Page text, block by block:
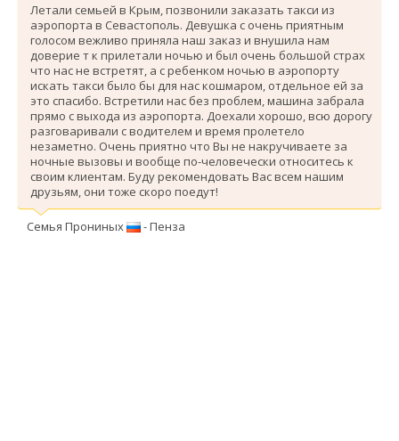
Летали семьей в Крым, позвонили заказать такси из
аэропорта в Севастополь. Девушка с очень приятным
голосом вежливо приняла наш заказ и внушила нам
доверие т к прилетали ночью и был очень большой страх
что нас не встретят, а с ребенком ночью в аэропорту
искать такси было бы для нас кошмаром, отдельное ей за
это спасибо. Вcтретили нас без проблем, машина забрала
прямо с выхода из аэропорта. Доехали хорошо, всю дорогу
разговаривали с водителем и время пролетело
незаметно. Очень приятно что Вы не накручиваете за
ночные вызовы и вообще по-человечески относитесь к
своим клиентам. Буду рекомендовать Вас всем нашим
друзьям, они тоже скоро поедут!
Семья Прониных - Пенза